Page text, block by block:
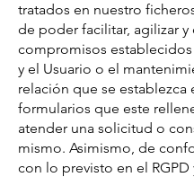
tratados en nuestro
de poder facilitar, agilizar y
compromisos
y el Usuario o el
relación que se establezca
formularios que este
atender una solicitud o
mismo. Asimismo, de
con lo previsto en el RGPD